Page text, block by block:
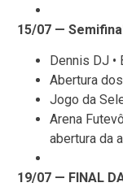
15/07 —
Dennis DJ •
Abertura
Jogo da
Arena
abertura da
19/07 — FINAL